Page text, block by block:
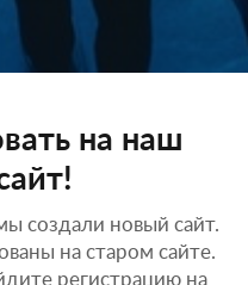
на наш
создали новый сайт.
на старом сайте.
регистрацию на